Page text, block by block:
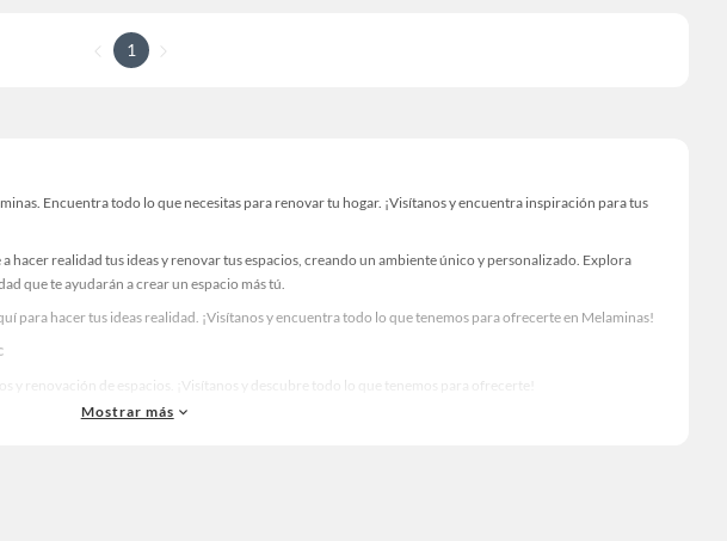
1
Encuentra todo lo que necesitas para renovar tu hogar. ¡Visítanos y encuentra inspiración para tus
hacer realidad tus ideas y renovar tus espacios, creando un ambiente único y personalizado. Explora
que te ayudarán a crear un espacio más tú.
para hacer tus ideas realidad. ¡Visítanos y encuentra todo lo que tenemos para ofrecerte en Melaminas!
renovación de espacios. ¡Visítanos y descubre todo lo que tenemos para ofrecerte!
Encuentra todo lo necesario para tus proyectos de renovación y decoración. ¡Visítanos y haz tus
Mostrar más